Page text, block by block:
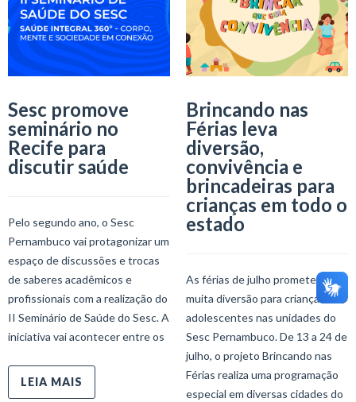
Sesc promove
seminário no
Recife para
discutir saúde
Pelo segundo ano, o Sesc
Pernambuco vai protagonizar um
espaço de discussões e trocas
de saberes acadêmicos e
profissionais com a realização do
II Seminário de Saúde do Sesc. A
iniciativa vai acontecer entre os
LEIA MAIS
Brincando nas
Férias leva
diversão,
convivência e
brincadeiras para
crianças em todo o
estado
As férias de julho prometem
muita diversão para crianças e
adolescentes nas unidades do
Sesc Pernambuco. De 13 a 24 de
julho, o projeto Brincando nas
Férias realiza uma programação
especial em diversas cidades do